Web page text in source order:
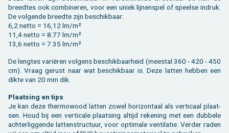
breed­tes ook com­bi­ne­ren, voor een uniek lij­nen­spel of speel­se in­druk.
De vol­gen­de breed­te zijn be­schik­baar:
6,2 netto = 16,12 lm/m²
11,4 netto = 8.77 lm/m²
13,6 netto = 7.35 lm/m²
De leng­tes variëren vol­gens be­schik­baar­heid (mee­st­al 360 - 420 - 450
cm). Vraag ge­rust naar wat be­schik­baar is. Deze lat­ten heb­ben een
dikte van 20 mm dik.
Plaat­sing en tips
Je kan deze ther­mo­wood lat­ten zowel ho­ri­zon­taal als ver­ti­caal plaat­
sen. Houd bij een ver­ti­ca­le plaat­sing al­tijd re­ke­ning met een dub­be­le
ach­ter­lig­gen­de lat­ten­struc­tuur, voor op­ti­ma­le ven­ti­la­tie. Ver­der raden